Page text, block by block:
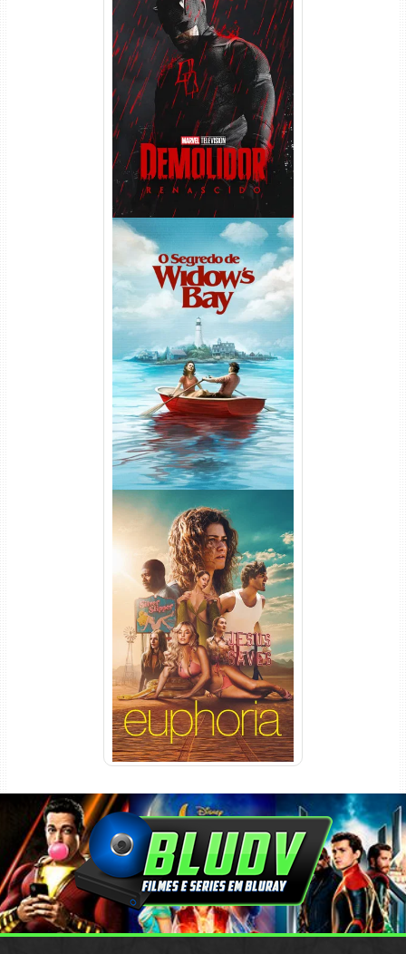
Demolidor: Renascido 2ª
Temporada (2026) WEB-DL
1080p Dual Áudio
O Segredo de Widow’s Bay
1ª Temporada Torrent (2026)
WEB-DL 1080p Dual Áudio
Euphoria 3ª Temporada
Torrent (2026) WEB-DL 1080p
Dual Áudio